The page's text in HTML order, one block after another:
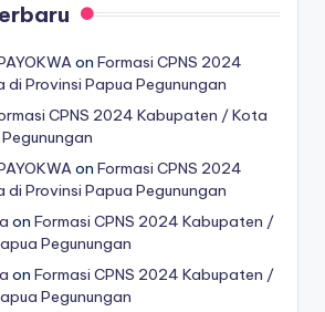
on Formasi CPNS 2024
Provinsi Papua Pegunungan
CPNS 2024 Kabupaten / Kota
on Formasi CPNS 2024
Provinsi Papua Pegunungan
on Formasi CPNS 2024 Kabupaten /
Pegunungan
on Formasi CPNS 2024 Kabupaten /
Pegunungan